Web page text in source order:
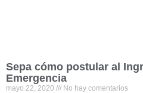
Sepa cómo postular al
Emergencia
mayo 22, 2020 No hay comentarios